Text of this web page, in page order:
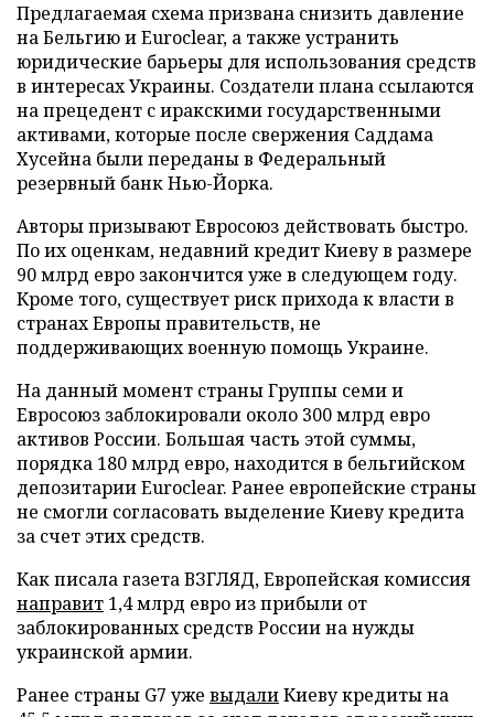
Предлагаемая схема призвана снизить давление
на Бельгию и Euroclear, а также устранить
юридические барьеры для использования средств
в интересах Украины. Создатели плана ссылаются
на прецедент с иракскими государственными
активами, которые после свержения Саддама
Хусейна были переданы в Федеральный
резервный банк Нью-Йорка.
Авторы призывают Евросоюз действовать быстро.
По их оценкам, недавний кредит Киеву в размере
90 млрд евро закончится уже в следующем году.
Кроме того, существует риск прихода к власти в
странах Европы правительств, не
поддерживающих военную помощь Украине.
На данный момент страны Группы семи и
Евросоюз заблокировали около 300 млрд евро
активов России. Большая часть этой суммы,
порядка 180 млрд евро, находится в бельгийском
депозитарии Euroclear. Ранее европейские страны
не смогли согласовать выделение Киеву кредита
за счет этих средств.
Как писала газета ВЗГЛЯД, Европейская комиссия
направит 1,4 млрд евро из прибыли от
заблокированных средств России на нужды
украинской армии.
Ранее страны G7 уже выдалиКиеву кредиты на